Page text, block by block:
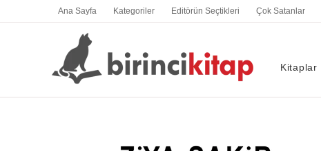
Ana Sayfa Kategoriler Editörün Seçtikleri Çok Satanlar
Kitaplar